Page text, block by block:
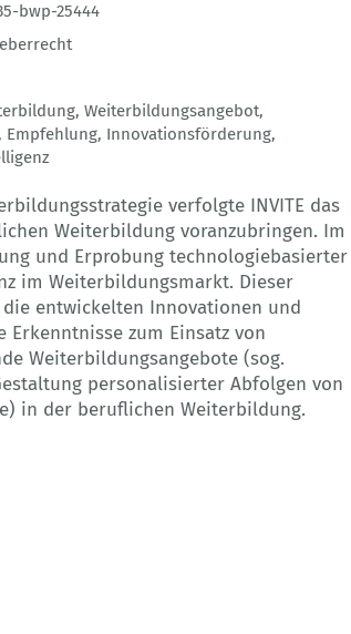
bwp-25444
, Weiterbildungsangebot,
, Empfehlung, Innovationsförderung,
verfolgte INVITE das
Weiterbildung voranzubringen. Im
und Erprobung technologiebasierter
im Weiterbildungsmarkt. Dieser
entwickelten Innovationen und
zum Einsatz von
Weiterbildungsangebote (sog.
personalisierter Abfolgen von
in der beruflichen Weiterbildung.